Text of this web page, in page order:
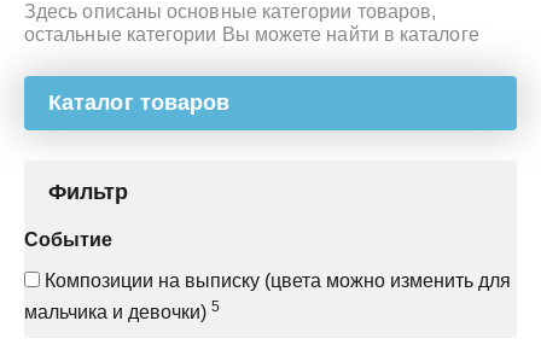
Здесь описаны основные категории товаров,
остальные категории Вы можете найти в каталоге
Каталог товаров
Фильтр
Событие
Композиции на выписку (цвета можно изменить для
мальчика и девочки) 5